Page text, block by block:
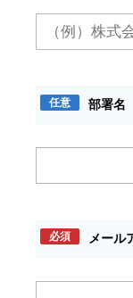
任意 部署名
必須 メール